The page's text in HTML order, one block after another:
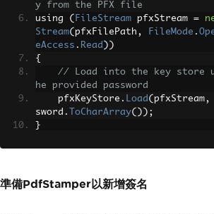
y from the PFX file
using ( FileStream pfxStream =
Stream( pfxFilePath , FileMode .
eAccess . Read ))
{
// Load into the key store
he provided password
    pfxKeyStore
. Load ( pfxStream,
sword . ToCharArray());
}
準備PdfStamper以新增簽名